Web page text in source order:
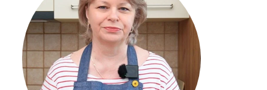
pesmet la cuptor